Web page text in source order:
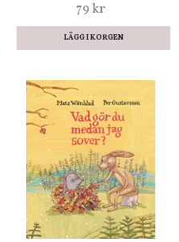
79 kr